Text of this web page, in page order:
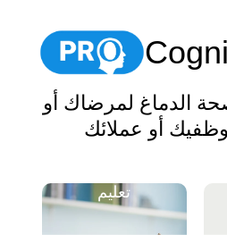
الدماغ لمرضاك أو
أو عملائك
تعليم